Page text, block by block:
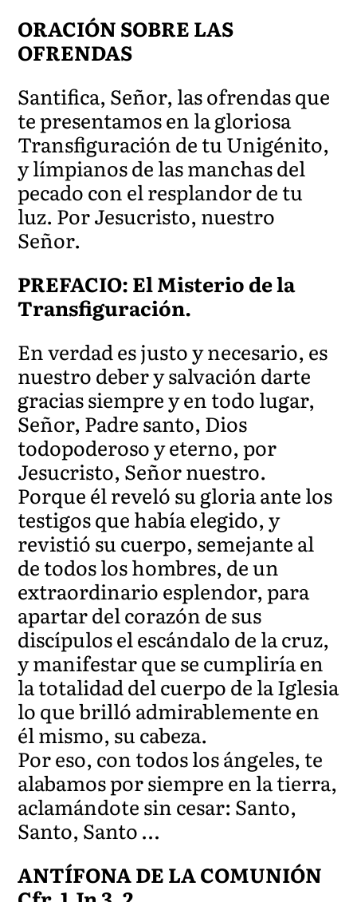
ORACIÓN SOBRE LAS
OFRENDAS
Santifica, Señor, las ofrendas que
te presentamos en la gloriosa
Transfiguración de tu Unigénito,
y límpianos de las manchas del
pecado con el resplandor de tu
luz. Por Jesucristo, nuestro
Señor.
PREFACIO: El Misterio de la
Transfiguración.
En verdad es justo y necesario, es
nuestro deber y salvación darte
gracias siempre y en todo lugar,
Señor, Padre santo, Dios
todopoderoso y eterno, por
Jesucristo, Señor nuestro.
Porque él reveló su gloria ante los
testigos que había elegido, y
revistió su cuerpo, semejante al
de todos los hombres, de un
extraordinario esplendor, para
apartar del corazón de sus
discípulos el escándalo de la cruz,
y manifestar que se cumpliría en
la totalidad del cuerpo de la Iglesia
lo que brilló admirablemente en
él mismo, su cabeza.
Por eso, con todos los ángeles, te
alabamos por siempre en la tierra,
aclamándote sin cesar: Santo,
Santo, Santo …
ANTÍFONA DE LA COMUNIÓN